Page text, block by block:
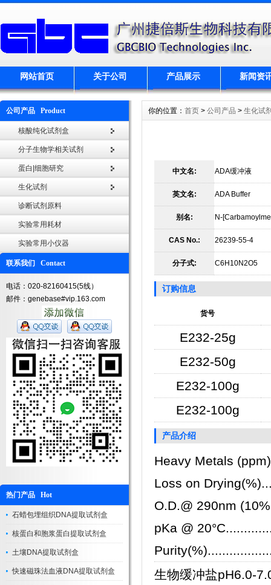
网站首页 关于公司 产品展示 新闻资
公司产品 Product
核酸纯化试剂盒
分子生物学相关试剂
蛋白|细胞研究
生化试剂
诊断试剂原料
实验常用耗材
实验常用小仪器
联系我们 Contact
电话：020-82160415(5线）
邮件：genebase#vip.163.com
热门产品 Hot
石蜡包埋组织DNA提取试剂盒
核蛋白和胞浆蛋白提取试剂盒
土壤DNA提取试剂盒
快速磁珠法血液DNA提取试剂盒
你的位置： 首页 > 公司产品 > 生化试
中文名: ADA缓冲液
英文名: ADA Buffer
别名: N-
CAS No.: 26239-55-4
分子式: C6H10N2O5
订购信息
货号
E232-25g
E232-50g
E232-100g
E232-100g
产品介绍
Heavy Metals
Loss on
O.D.@ 290nm
pKa @
生物缓冲盐pH6.0-